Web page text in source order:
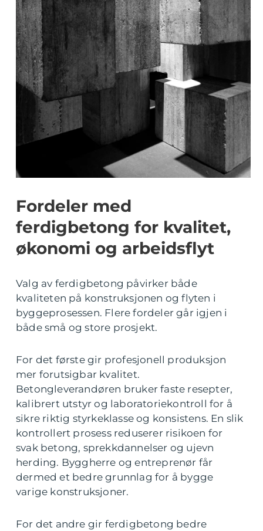
Fordeler med
ferdigbetong for kvalitet,
økonomi og arbeidsflyt
Valg av ferdigbetong påvirker både
kvaliteten på konstruksjonen og flyten i
byggeprosessen. Flere fordeler går igjen i
både små og store prosjekt.
For det første gir profesjonell produksjon
mer forutsigbar kvalitet.
Betongleverandøren bruker faste resepter,
kalibrert utstyr og laboratoriekontroll for å
sikre riktig styrkeklasse og konsistens. En slik
kontrollert prosess reduserer risikoen for
svak betong, sprekkdannelser og ujevn
herding. Byggherre og entreprenør får
dermed et bedre grunnlag for å bygge
varige konstruksjoner.
For det andre gir ferdigbetong bedre